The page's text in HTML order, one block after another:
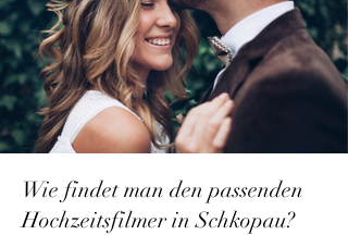
Wie findet man den passenden
Hochzeitsfilmer in Schkopau?